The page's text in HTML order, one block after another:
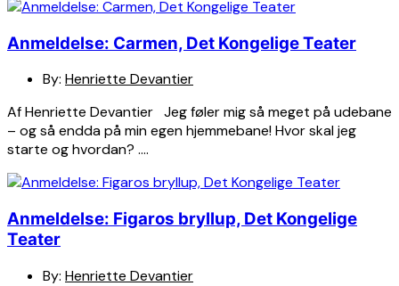
Anmeldelse: Carmen, Det Kongelige Teater
By: Henriette Devantier
Af Henriette Devantier Jeg føler mig så meget på udebane
– og så endda på min egen hjemmebane! Hvor skal jeg
starte og hvordan? ….
Anmeldelse: Figaros bryllup, Det Kongelige
Teater
By: Henriette Devantier